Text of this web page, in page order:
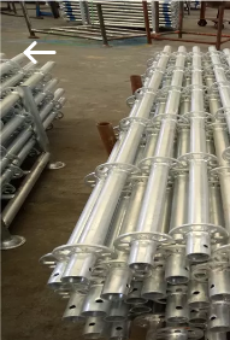
HOME
PRODUCTEN
OVER
ONS
Jet
Scaffold
Formwork
System
Co.,
Ltd..
All
Rights
Reserved.